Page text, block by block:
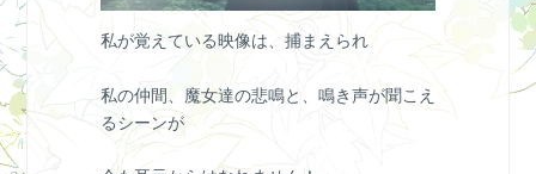
私が覚えている映像は、捕まえられ
私の仲間、魔女達の悲鳴と、鳴き声が聞こえ
るシーンが